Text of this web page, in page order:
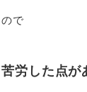
で
労した点が